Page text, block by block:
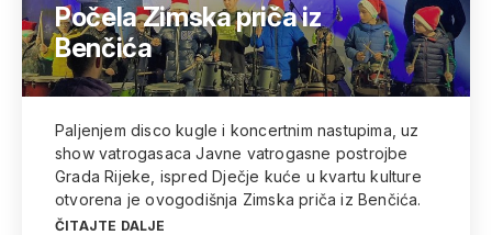
Počela Zimska priča iz
Benčića
Paljenjem disco kugle i koncertnim nastupima, uz
show vatrogasaca Javne vatrogasne postrojbe
Grada Rijeke, ispred Dječje kuće u kvartu kulture
otvorena je ovogodišnja Zimska priča iz Benčića.
ČITAJTE DALJE